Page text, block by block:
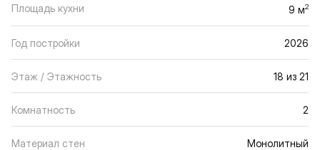
Площадь кухни 9 м2
Год постройки 2026
Этаж / Этажность 18 из 21
Комнатность 2
Материал стен Монолитный